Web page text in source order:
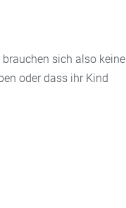
sich also keine
oder dass ihr Kind